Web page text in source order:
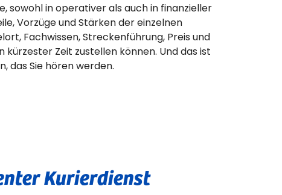
sowohl in operativer als auch in finanzieller
Vorzüge und Stärken der einzelnen
Fachwissen, Streckenführung, Preis und
kürzester Zeit zustellen können. Und das ist
das Sie hören werden.
Kurierdienst